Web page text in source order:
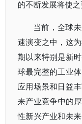
的不断发展将使之
当前，全球
速演变之中，这
期以来特别是新
球最完整的工业
应用场景和日益
来产业竞争中的
性新兴产业和未